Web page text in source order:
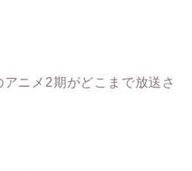
アニメ2期がどこまで放送さ